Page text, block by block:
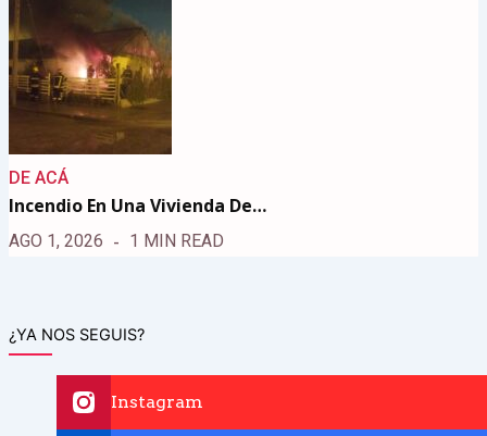
DE ACÁ
Incendio En Una Vivienda De…
AGO 1, 2026 1 MIN READ
¿YA NOS SEGUIS?
Instagram